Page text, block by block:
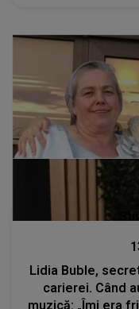
Lidia Buble,
carierei. Când
muzică: „Îmi era